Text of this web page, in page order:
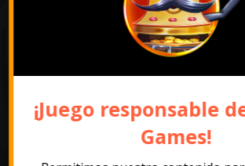
¡Juego responsable
Games!